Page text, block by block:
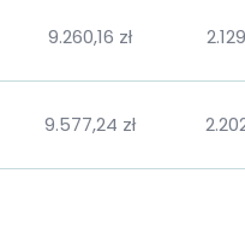
9.260,16 zł
9.577,24 zł